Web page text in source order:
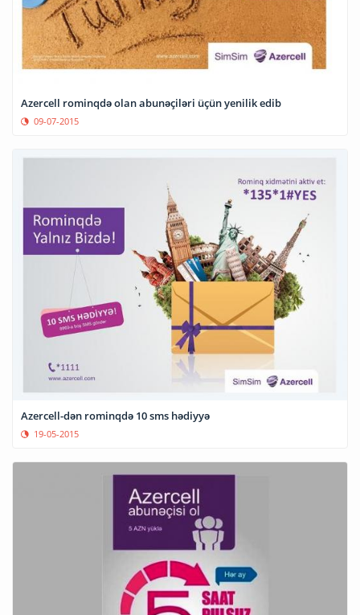
Azercell rominqdə olan abunəçiləri üçün yenilik edib
09-07-2015
Azercell-dən rominqdə 10 sms hədiyyə
19-05-2015